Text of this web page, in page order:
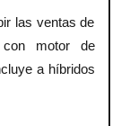
las ventas de
motor de
a híbridos